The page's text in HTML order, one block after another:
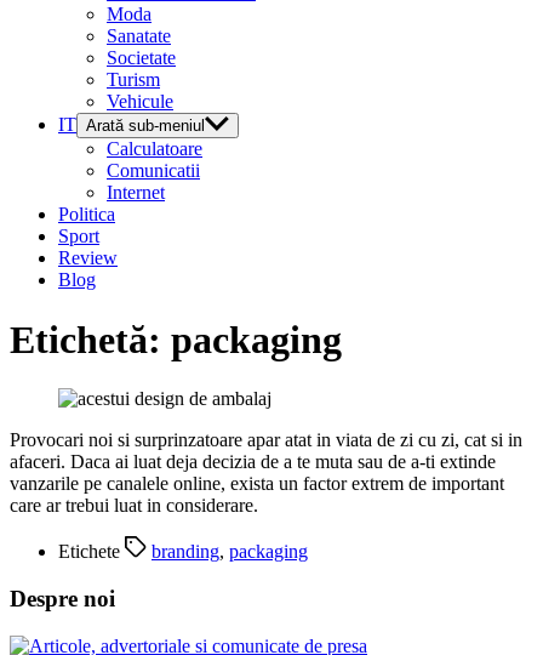
Moda
Sanatate
Societate
Turism
Vehicule
IT Arată sub-meniul
Calculatoare
Comunicatii
Internet
Politica
Sport
Review
Blog
Etichetă: packaging
Provocari noi si surprinzatoare apar atat in ​​viata de zi cu zi, cat si in
afaceri. Daca ai luat deja decizia de a te muta sau de a-ti extinde
vanzarile pe canalele online, exista un factor extrem de important
care ar trebui luat in considerare.
Etichete branding, packaging
Despre noi